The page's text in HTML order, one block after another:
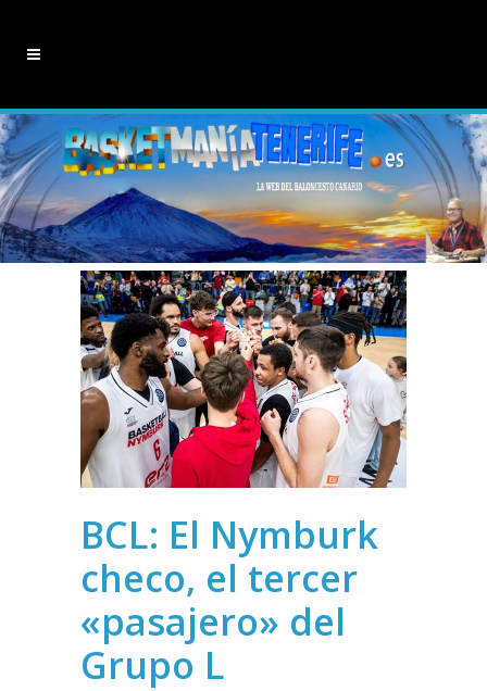
BCL: El Nymburk
checo, el tercer
«pasajero» del
Grupo L